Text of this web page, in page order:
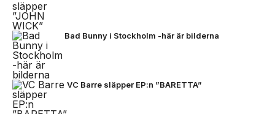
Bad Bunny i Stockholm -här är bilderna
VC Barre släpper EP:n ”BARETTA”